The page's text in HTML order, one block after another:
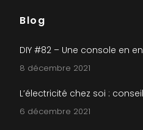
Blog
DIY #82 – Une console en
8 décembre 2021
L’électricité chez soi :
6 décembre 2021